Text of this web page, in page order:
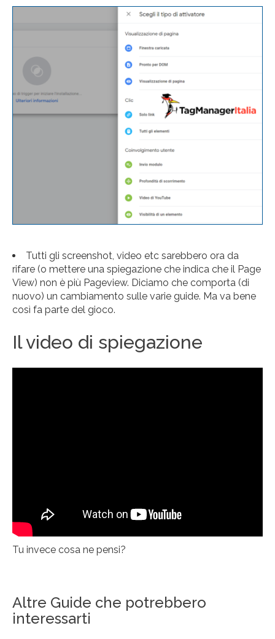
Tutti gli screenshot, video etc sarebbero ora da
rifare (o mettere una spiegazione che indica che il Page
View) non è più Pageview. Diciamo che comporta (di
nuovo) un cambiamento sulle varie guide. Ma va bene
così fa parte del gioco.
Il video di spiegazione
Tu invece cosa ne pensi?
Altre Guide che potrebbero
interessarti